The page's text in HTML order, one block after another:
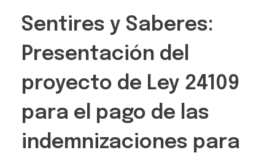
Sentires y Saberes:
Presentación del
proyecto de Ley 24109
para el pago de las
indemnizaciones para